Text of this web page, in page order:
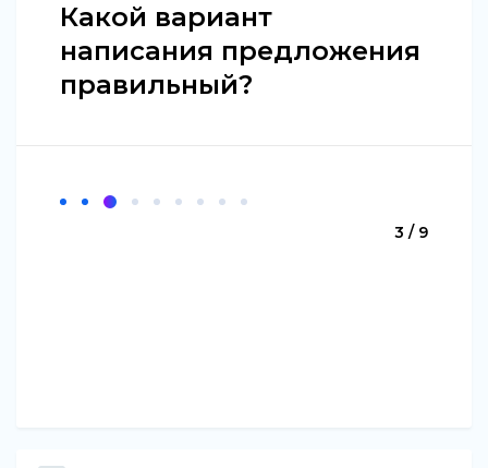
Какой вариант
написания предложения
правильный?
3 / 9